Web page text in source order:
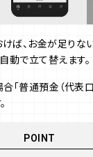
けば、お金が足りな
動で立て替えます。
「普通預金（代表
POINT